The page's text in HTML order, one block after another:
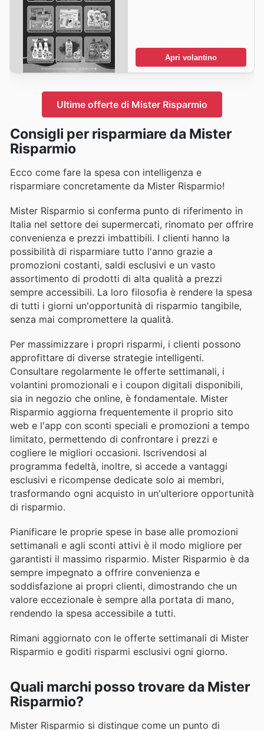
Apri volantino
Ultime offerte di Mister Risparmio
Consigli per risparmiare da Mister
Risparmio
Ecco come fare la spesa con intelligenza e
risparmiare concretamente da Mister Risparmio!
Mister Risparmio si conferma punto di riferimento in
Italia nel settore dei supermercati, rinomato per offrire
convenienza e prezzi imbattibili. I clienti hanno la
possibilità di risparmiare tutto l'anno grazie a
promozioni costanti, saldi esclusivi e un vasto
assortimento di prodotti di alta qualità a prezzi
sempre accessibili. La loro filosofia è rendere la spesa
di tutti i giorni un'opportunità di risparmio tangibile,
senza mai compromettere la qualità.
Per massimizzare i propri risparmi, i clienti possono
approfittare di diverse strategie intelligenti.
Consultare regolarmente le offerte settimanali, i
volantini promozionali e i coupon digitali disponibili,
sia in negozio che online, è fondamentale. Mister
Risparmio aggiorna frequentemente il proprio sito
web e l'app con sconti speciali e promozioni a tempo
limitato, permettendo di confrontare i prezzi e
cogliere le migliori occasioni. Iscrivendosi al
programma fedeltà, inoltre, si accede a vantaggi
esclusivi e ricompense dedicate solo ai membri,
trasformando ogni acquisto in un'ulteriore opportunità
di risparmio.
Pianificare le proprie spese in base alle promozioni
settimanali e agli sconti attivi è il modo migliore per
garantisti il massimo risparmio. Mister Risparmio è da
sempre impegnato a offrire convenienza e
soddisfazione ai propri clienti, dimostrando che un
valore eccezionale è sempre alla portata di mano,
rendendo la spesa accessibile a tutti.
Rimani aggiornato con le offerte settimanali di Mister
Risparmio e goditi risparmi esclusivi ogni giorno.
Quali marchi posso trovare da Mister
Risparmio?
Mister Risparmio si distingue come un punto di